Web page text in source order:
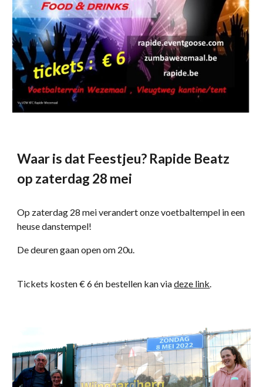
Waar is dat Feestjeu? Rapide Beatz
op zaterdag 28 mei
Op zaterdag 28 mei verandert onze voetbaltempel in een
heuse danstempel!
De deuren gaan open om 20u.
Tickets kosten € 6 én bestellen kan viadeze link.